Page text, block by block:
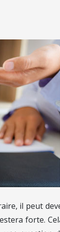
il peut
forte.